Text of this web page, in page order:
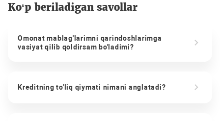
Ko‘p beriladigan savollar
Omonat mablag'larimni qarindoshlarimga
vasiyat qilib qoldirsam bo'ladimi?
Kreditning to'liq qiymati nimani anglatadi?